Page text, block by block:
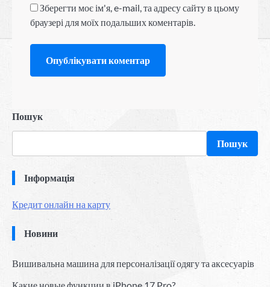
Зберегти моє ім'я, e-mail, та адресу сайту в цьому
браузері для моїх подальших коментарів.
Пошук
Пошук
Інформація
Кредит онлайн на карту
Новини
Вишивальна машина для персоналізації одягу та аксесуарів